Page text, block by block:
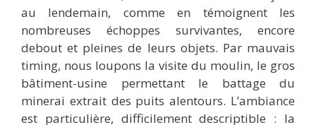
au lendemain, comme en témoignent les
nombreuses échoppes survivantes, encore
debout et pleines de leurs objets. Par mauvais
timing, nous loupons la visite du moulin, le gros
bâtiment-usine permettant le battage du
minerai extrait des puits alentours. L’ambiance
est particulière, difficilement descriptible : la